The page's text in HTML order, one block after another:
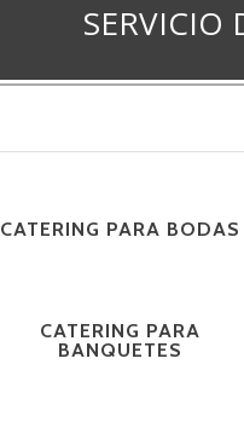
SERVICIO
CATERING PARA BODAS
CATERING PARA
BANQUETES